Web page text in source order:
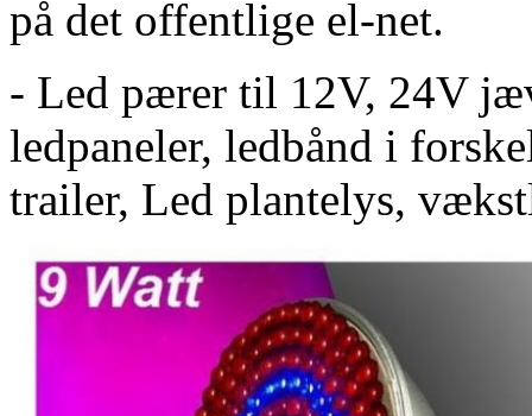
på det offentlige el-net.
- Led pærer til 12V, 24V
ledpaneler, ledbånd i
trailer, Led plantelys,